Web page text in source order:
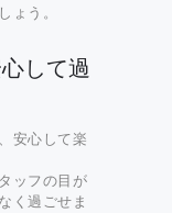
ょう。
して過
安心して楽
ッフの目が
く過ごせま